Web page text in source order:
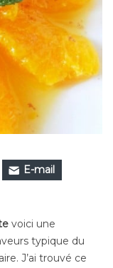
E-mail
voici une
typique du
J’ai trouvé ce